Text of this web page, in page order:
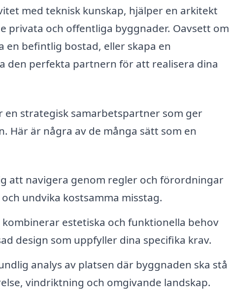
med teknisk kunskap, hjälper en arkitekt
privata och offentliga byggnader. Oavsett om
befintlig bostad, eller skapa en
den perfekta partnern för att realisera dina
en strategisk samarbetspartner som ger
Här är några av de många sätt som en
att navigera genom regler och förordningar
undvika kostsamma misstag.
estetiska och funktionella behov
design som uppfyller dina specifika krav.
analys av platsen där byggnaden ska stå
vindriktning och omgivande landskap.